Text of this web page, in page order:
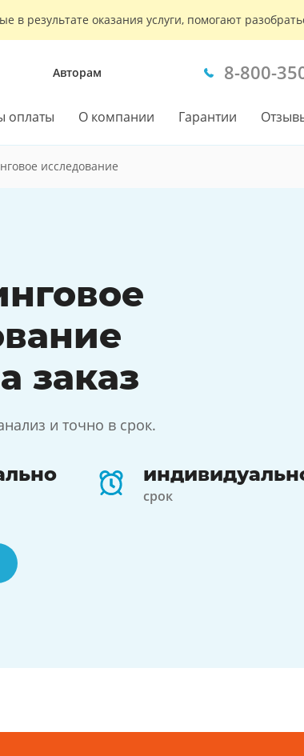
в результате оказания услуги, помогают
Авторам 8-800-
оплаты О компании Гарантии
исследование
заказ
и точно в срок.
срок